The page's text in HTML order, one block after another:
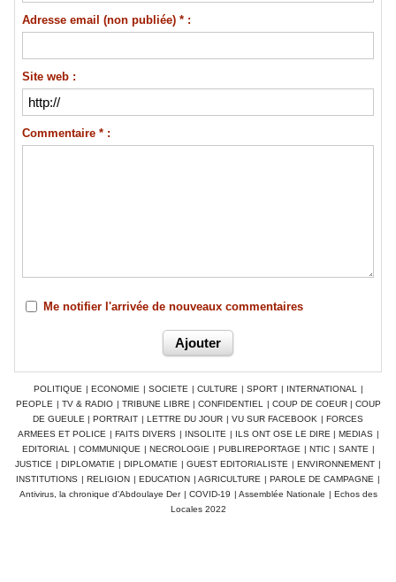
Adresse email (non publiée) * :
Site web :
Commentaire * :
Me notifier l'arrivée de nouveaux commentaires
POLITIQUE | ECONOMIE | SOCIETE | CULTURE | SPORT | INTERNATIONAL |
PEOPLE | TV & RADIO | TRIBUNE LIBRE | CONFIDENTIEL | COUP DE COEUR | COUP
DE GUEULE | PORTRAIT | LETTRE DU JOUR | VU SUR FACEBOOK | FORCES
ARMEES ET POLICE | FAITS DIVERS | INSOLITE | ILS ONT OSE LE DIRE | MEDIAS |
EDITORIAL | COMMUNIQUE | NECROLOGIE | PUBLIREPORTAGE | NTIC | SANTE |
JUSTICE | DIPLOMATIE | DIPLOMATIE | GUEST EDITORIALISTE | ENVIRONNEMENT |
INSTITUTIONS | RELIGION | EDUCATION | AGRICULTURE | PAROLE DE CAMPAGNE |
Antivirus, la chronique d'Abdoulaye Der | COVID-19 | Assemblée Nationale | Echos des
Locales 2022